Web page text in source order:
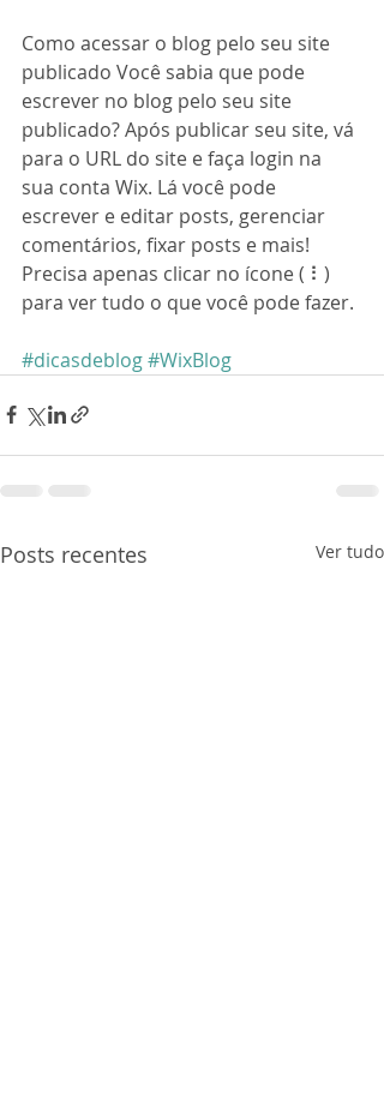
Como acessar o blog pelo seu site
publicado Você sabia que pode
escrever no blog pelo seu site
publicado? Após publicar seu site, vá
para o URL do site e faça login na
sua conta Wix. Lá você pode
escrever e editar posts, gerenciar
comentários, fixar posts e mais!
Precisa apenas clicar no ícone ( ⠇)
para ver tudo o que você pode fazer.
#dicasdeblog#WixBlog
Posts recentes Ver tudo